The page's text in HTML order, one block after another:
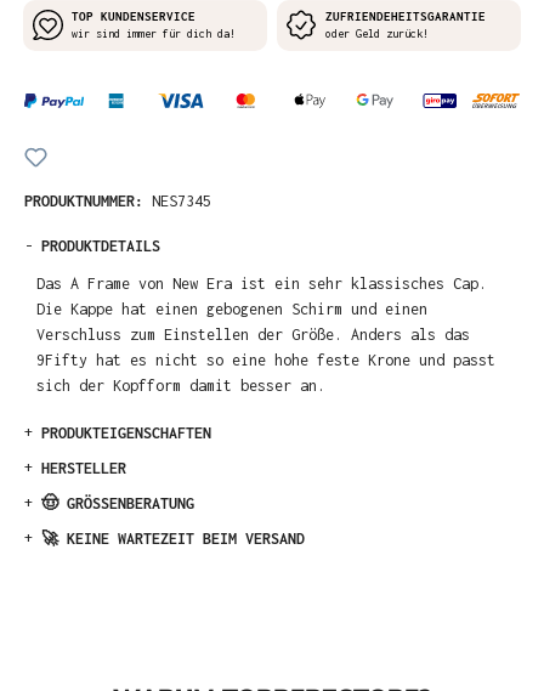
TOP KUNDENSERVICE
wir sind immer für dich da!
ZUFRIENDEHEITSGARANTIE
oder Geld zurück!
PRODUKTNUMMER: NES7345
- PRODUKTDETAILS
Das A Frame von New Era ist ein sehr klassisches Cap.
Die Kappe hat einen gebogenen Schirm und einen
Verschluss zum Einstellen der Größe. Anders als das
9Fifty hat es nicht so eine hohe feste Krone und passt
sich der Kopfform damit besser an.
+ PRODUKTEIGENSCHAFTEN
+ HERSTELLER
+ 🤠 GRÖSSENBERATUNG
+ 🚀 KEINE WARTEZEIT BEIM VERSAND